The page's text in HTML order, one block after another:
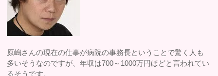
原嶋さんの現在の仕事が病院の事務長ということで驚く人も
多いそうなのですが、年収は700～1000万円ほどと言われてい
るそうです。